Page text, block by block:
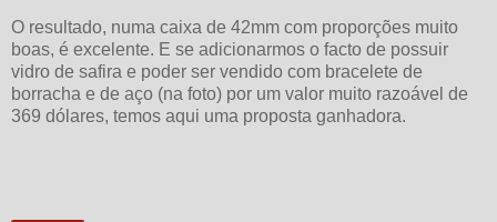
O resultado, numa caixa de 42mm com proporções muito
boas, é excelente. E se adicionarmos o facto de possuir
vidro de safira e poder ser vendido com bracelete de
borracha e de aço (na foto) por um valor muito razoável de
369 dólares, temos aqui uma proposta ganhadora.